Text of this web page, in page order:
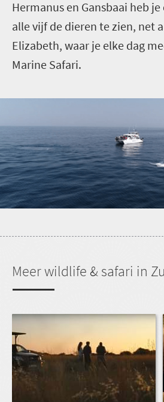
Hermanus en Gansbaai heb
alle vijf de dieren te zien, net
Elizabeth, waar je elke dag
Marine Safari.
Meer wildlife & safari in